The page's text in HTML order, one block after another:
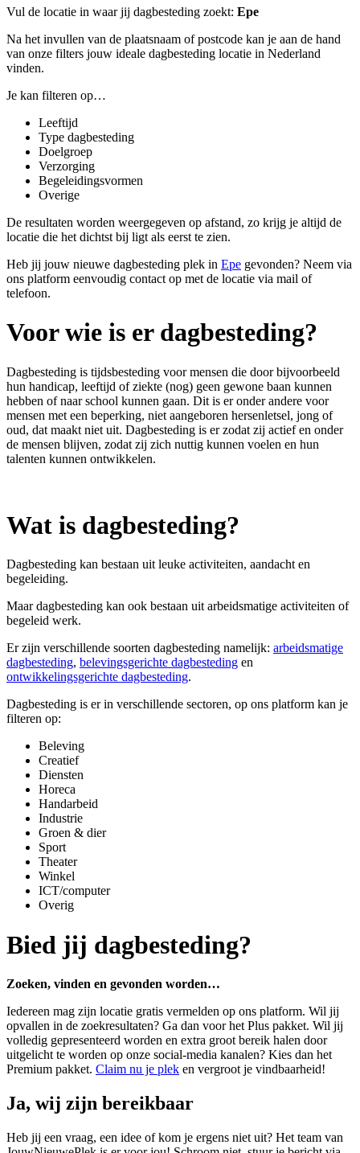
Vul de locatie in waar jij dagbesteding zoekt: Epe
Na het invullen van de plaatsnaam of postcode kan je aan de hand
van onze filters jouw ideale dagbesteding locatie in Nederland
vinden.
Je kan filteren op…
Leeftijd
Type dagbesteding
Doelgroep
Verzorging
Begeleidingsvormen
Overige
De resultaten worden weergegeven op afstand, zo krijg je altijd de
locatie die het dichtst bij ligt als eerst te zien.
Heb jij jouw nieuwe dagbesteding plek in Epe gevonden? Neem via
ons platform eenvoudig contact op met de locatie via mail of
telefoon.
Voor wie is er dagbesteding?
Dagbesteding is tijdsbesteding voormensen die door bijvoorbeeld
hun handicap, leeftijd of ziekte (nog) geen gewone baan kunnen
hebben of naar school kunnen gaan. Dit is er onder andere voor
mensen met een beperking, niet aangeboren hersenletsel, jong of
oud, dat maakt niet uit. Dagbesteding is er zodat zij actief en onder
de mensen blijven, zodat zij zich nuttig kunnen voelen en hun
talenten kunnen ontwikkelen.
Wat is dagbesteding?
Dagbesteding kan bestaan uit leuke activiteiten, aandacht en
begeleiding.
Maar dagbesteding kan ook bestaan uit arbeidsmatige activiteiten of
begeleid werk.
Er zijn verschillende soorten dagbesteding namelijk: arbeidsmatige
dagbesteding, belevingsgerichte dagbesteding en
ontwikkelingsgerichte dagbesteding.
Dagbesteding is er in verschillende sectoren, op ons platform kan je
filteren op:
Beleving
Creatief
Diensten
Horeca
Handarbeid
Industrie
Groen & dier
Sport
Theater
Winkel
ICT/computer
Overig
Bied jij dagbesteding?
Zoeken, vinden en gevonden worden…
Iedereen mag zijn locatie gratis vermelden op ons platform. Wil jij
opvallen in de zoekresultaten? Ga dan voor het Plus pakket. Wil jij
volledig gepresenteerd worden en extra groot bereik halen door
uitgelicht te worden op onze social-media kanalen? Kies dan het
Premium pakket. Claim nu je plek en vergroot je vindbaarheid!
Ja, wij zijn bereikbaar
Heb jij een vraag, een idee of kom je ergens niet uit? Het team van